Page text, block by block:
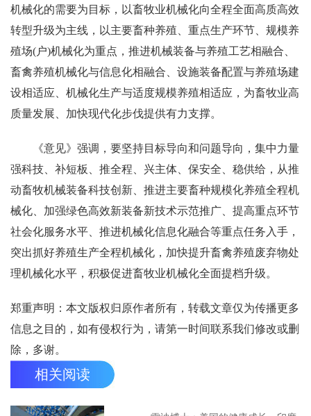
机械化的需要为目标，以畜牧业机械化向全程全面高质高效
转型升级为主线，以主要畜种养殖、重点生产环节、规模养
殖场(户)机械化为重点，推进机械装备与养殖工艺相融合、
畜禽养殖机械化与信息化相融合、设施装备配置与养殖场建
设相适应、机械化生产与适度规模养殖相适应，为畜牧业高
质量发展、加快现代化步伐提供有力支撑。
《意见》强调，要坚持目标导向和问题导向，集中力量
强科技、补短板、推全程、兴主体、保安全、稳供给，从推
动畜牧机械装备科技创新、推进主要畜种规模化养殖全程机
械化、加强绿色高效新装备新技术示范推广、提高重点环节
社会化服务水平、推进机械化信息化融合等重点任务入手，
突出抓好养殖生产全程机械化，加快提升畜禽养殖废弃物处
理机械化水平，积极促进畜牧业机械化全面提档升级。
郑重声明：本文版权归原作者所有，转载文章仅为传播更多
信息之目的，如有侵权行为，请第一时间联系我们修改或删
除，多谢。
相关阅读